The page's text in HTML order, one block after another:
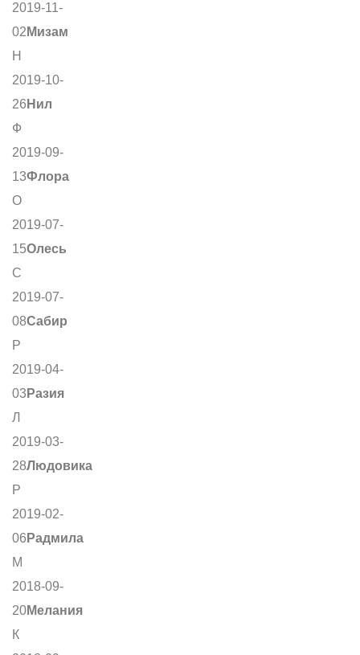
2019-11-
02 Мизам
Н
2019-10-
26 Нил
Ф
2019-09-
13Флора
О
2019-07-
15Олесь
С
2019-07-
08Сабир
Р
2019-04-
03 Разия
Л
2019-03-
28Людовика
Р
2019-02-
06 Радмила
М
2018-09-
20Мелания
К